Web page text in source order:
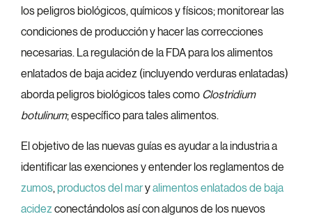
los peligros biológicos, químicos y físicos; monitorear las
condiciones de producción y hacer las correcciones
necesarias. La regulación de la FDA para los alimentos
enlatados de baja acidez (incluyendo verduras enlatadas)
aborda peligros biológicos tales como Clostridium
botulinum; específico para tales alimentos.
El objetivo de las nuevas guías es ayudar a la industria a
identificar las exenciones y entender los reglamentos de
zumos, productos del maryalimentos enlatados de baja
acidezconectándolos así con algunos de los nuevos